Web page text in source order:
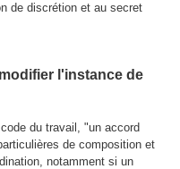
de discrétion et au secret
l'instance de
du travail, "un accord
de composition et
notamment si un